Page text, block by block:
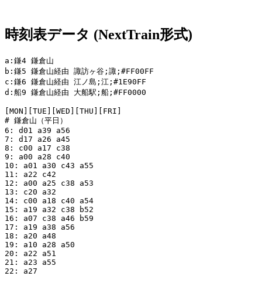
時刻表データ (NextTrain形式)
a:鎌4 鎌倉山
b:鎌5 鎌倉山経由 諏訪ヶ谷;諏;#FF00FF
c:鎌6 鎌倉山経由 江ノ島;江;#1E90FF
d:船9 鎌倉山経由 大船駅;船;#FF0000
[MON][TUE][WED][THU][FRI]
# 鎌倉山（平日）
6: d01 a39 a56
7: d17 a26 a45
8: c00 a17 c38
9: a00 a28 c40
10: a01 a30 c43 a55
11: a22 c42
12: a00 a25 c38 a53
13: c20 a32
14: c00 a18 c40 a54
15: a19 a32 c38 b52
16: a07 c38 a46 b59
17: a19 a38 a56
18: a20 a48
19: a10 a28 a50
20: a22 a51
21: a23 a55
22: a27